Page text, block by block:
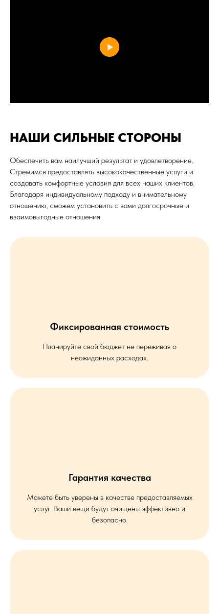
НАШИ СИЛЬНЫЕ СТОРОНЫ
Обеспечить вам наилучший результат и удовлетворение.
Стремимся предоставлять высококачественные услуги и
создавать комфортные условия для всех наших клиентов.
Благодаря индивидуальному подходу и внимательному
отношению, сможем установить с вами долгосрочные и
взаимовыгодные отношения.
Фиксированная стоимость
Планируйте свой бюджет не переживая о
неожиданных расходах.
Гарантия качества
Можете быть уверены в качестве предоставляемых
услуг. Ваши вещи будут очищены эффективно и
безопасно.